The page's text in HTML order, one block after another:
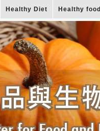
Healthy Diet Healthy food